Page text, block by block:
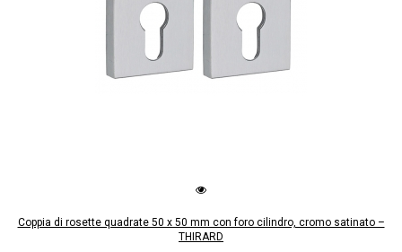
Coppia di rosette quadrate 50 x 50 mm con foro cilindro, cromo satinato –
THIRARD